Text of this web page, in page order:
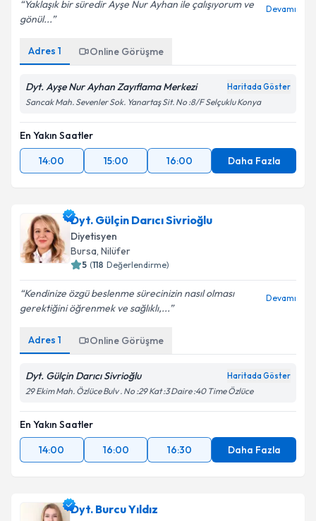
Dyt. Ayşe Nur Ayhan Zayıflama Merkezi Haritada Göster
14:00
Diyetisyen
Bursa ,Nilüfer
5 (118 Değerlendirme)
Kendinize özgü beslenme sürecinizin nasıl olması
Adres Online Görüşme
Dyt. Gülçin Darıcı Sivrioğlu Haritada Göster
14:00
Diyetisyen
İstanbul,Büyükçekmece